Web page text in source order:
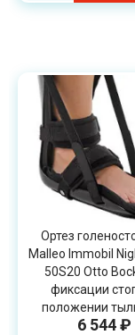
Ортез
Malleo Immobil
50S20 Otto
фиксации
положении
сгибания
6 544 ₽